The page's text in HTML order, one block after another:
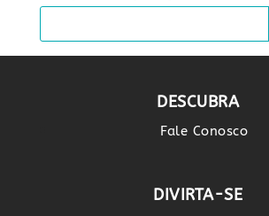
DESCUBRA
Fale Conosco
DIVIRTA-SE